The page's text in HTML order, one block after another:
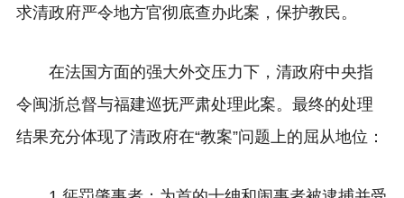
求清政府严令地方官彻底查办此案，保护教民。
在法国方面的强大外交压力下，清政府中央指
令闽浙总督与福建巡抚严肃处理此案。最终的处理
结果充分体现了清政府在“教案”问题上的屈从地位：